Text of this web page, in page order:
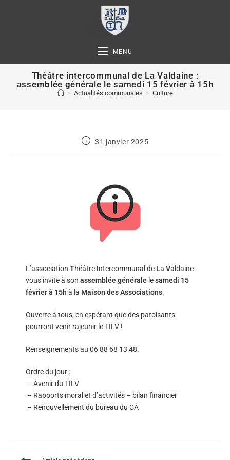
MENU
Théâtre intercommunal de La Valdaine :
assemblée générale le samedi 15 février à 15h
> Actualités communales > Culture
31 janvier 2025
L’association Théâtre Intercommunal de La Valdaine
vous invite à son assemblée générale lesamedi 15
février à 15h à la Maison des Associations.
Ouverte à tous, en espérant que des patoisants
pourront venir rajeunir le TILV !
Renseignements au 06 88 68 13 48.
Ordre du jour :
– Avenir du TILV
– Rapports moral et d’activités – bilan financier
– Renouvellement du bureau du CA